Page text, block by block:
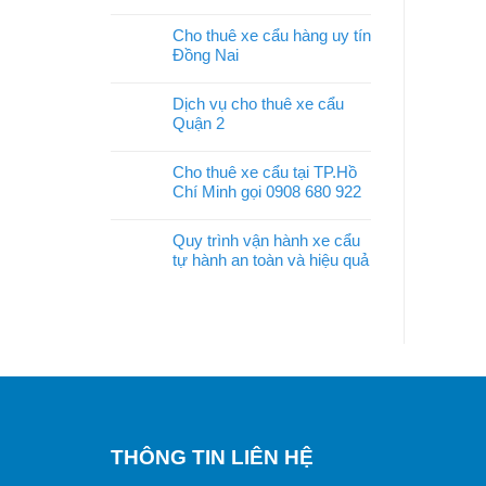
Cho thuê xe cẩu hàng uy tín
Đồng Nai
Dịch vụ cho thuê xe cẩu
Quận 2
Cho thuê xe cẩu tại TP.Hồ
Chí Minh gọi 0908 680 922
Quy trình vận hành xe cẩu
tự hành an toàn và hiệu quả
THÔNG TIN LIÊN HỆ